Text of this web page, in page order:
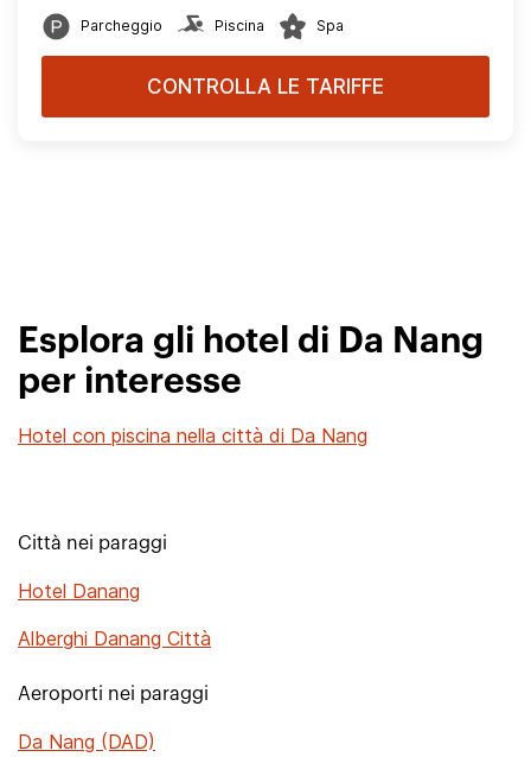
Parcheggio Piscina Spa
CONTROLLA LE TARIFFE
Esplora gli hotel di Da Nang
per interesse
Hotel con piscina nella città di Da Nang
Città nei paraggi
Hotel Danang
Alberghi Danang Città
Aeroporti nei paraggi
Da Nang (DAD)